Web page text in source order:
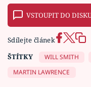
VSTOUPIT DO
Sdílejte článek
ŠTÍTKY
WILL SMITH
MARTIN LAWRENCE